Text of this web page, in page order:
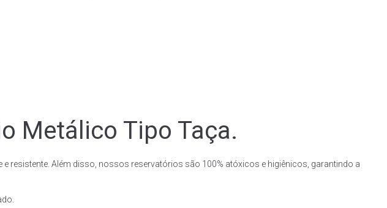
Metálico Tipo Taça.
resistente. Além disso, nossos reservatórios são 100% atóxicos e higiênicos, garantindo a